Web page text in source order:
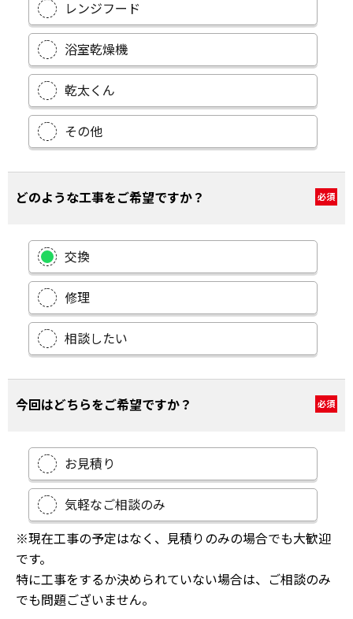
レンジフード
浴室乾燥機
乾太くん
その他
どのような工事をご希望ですか？ 必須
交換
修理
相談したい
今回はどちらをご希望ですか？ 必須
お見積り
気軽なご相談のみ
※現在工事の予定はなく、見積りのみの場合でも大歓迎
です。
特に工事をするか決められていない場合は、ご相談のみ
でも問題ございません。